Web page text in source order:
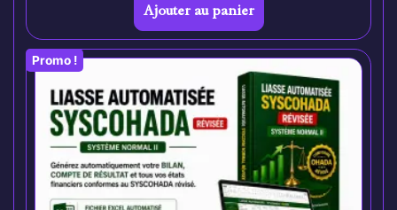
Ajouter au panier
Promo !